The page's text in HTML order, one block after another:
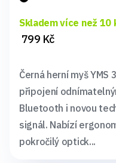
Skladem více než 10
799 Kč
Černá herní myš YMS
připojení
Bluetooth i novou
signál. Nabízí
pokročilý optick...